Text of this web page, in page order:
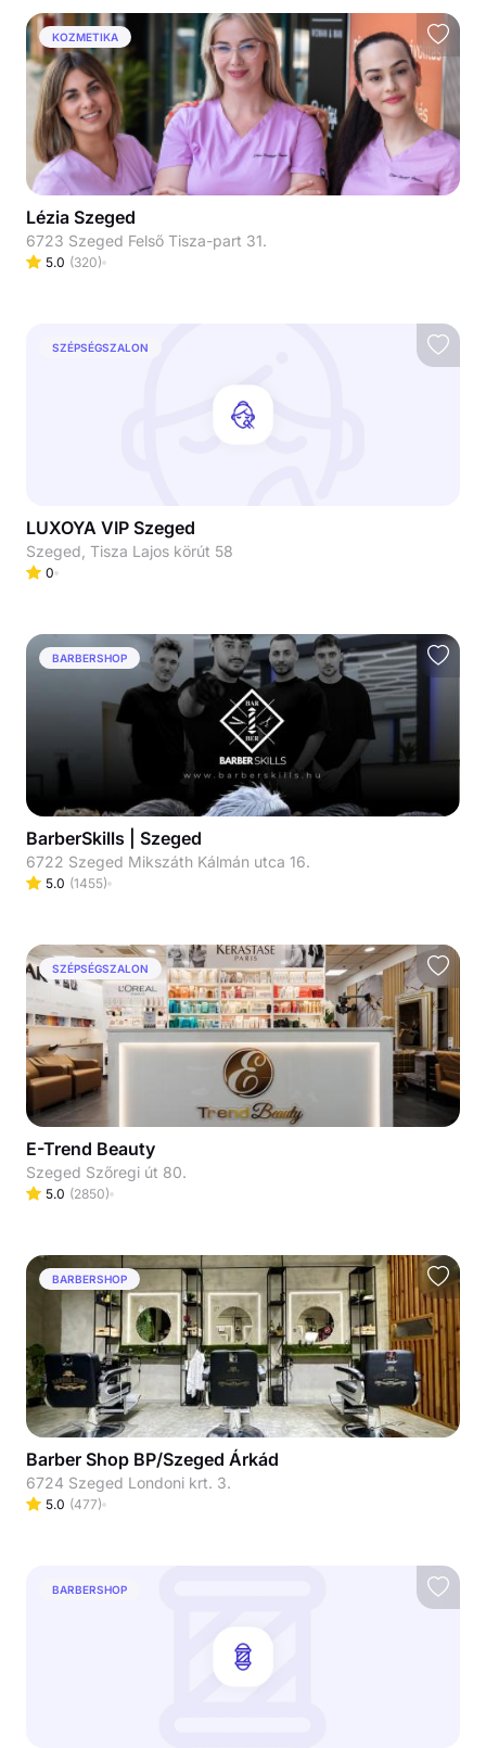
KOZMETIKA
Lézia Szeged
6723 Szeged Felső Tisza-part 31.
5.0 (320)
SZÉPSÉGSZALON
LUXOYA VIP Szeged
Szeged, Tisza Lajos körút 58
0
BARBERSHOP
BarberSkills | Szeged
6722 Szeged Mikszáth Kálmán utca 16.
5.0 (1455)
SZÉPSÉGSZALON
E-Trend Beauty
Szeged Szőregi út 80.
5.0 (2850)
BARBERSHOP
Barber Shop BP/Szeged Árkád
6724 Szeged Londoni krt. 3.
5.0 (477)
BARBERSHOP